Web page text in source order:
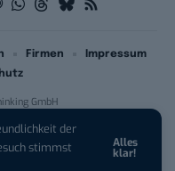
der
stimmst
Alles
klar!
GmbH
Firmen
Impressum
€ +